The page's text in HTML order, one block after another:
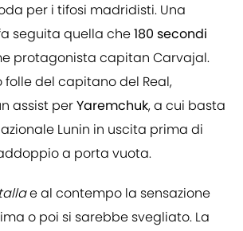
per i tifosi madridisti. Una
seguita quella che180 secondi
protagonista capitan Carvajal.
folle del capitano del Real,
assist perYaremchuk, a cui basta
Lunin in uscita prima di
a porta vuota.
e al contempo la sensazione
o poi si sarebbe svegliato. La